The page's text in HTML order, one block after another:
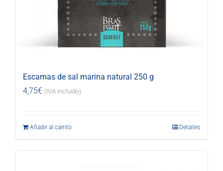
Escamas de sal marina natural 250 g
4,75€ (IVA incluido)
Añadir al carrito Detalles